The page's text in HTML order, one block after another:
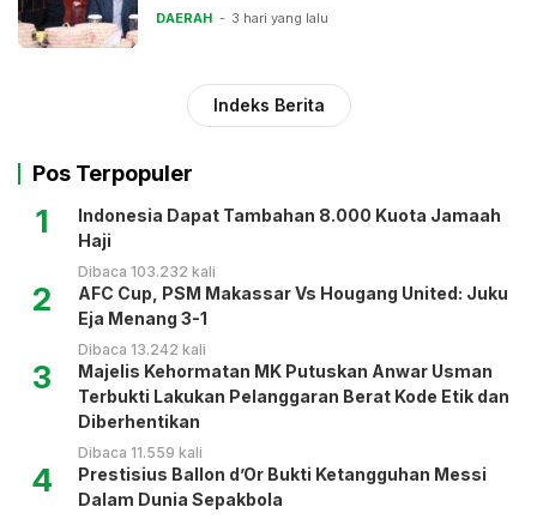
DAERAH 3 hari yang lalu
Indeks Berita
Pos Terpopuler
1
Indonesia Dapat Tambahan 8.000 Kuota Jamaah
Haji
Dibaca 103.232 kali
2
AFC Cup, PSM Makassar Vs Hougang United: Juku
Eja Menang 3-1
Dibaca 13.242 kali
3
Majelis Kehormatan MK Putuskan Anwar Usman
Terbukti Lakukan Pelanggaran Berat Kode Etik dan
Diberhentikan
Dibaca 11.559 kali
4
Prestisius Ballon d’Or Bukti Ketangguhan Messi
Dalam Dunia Sepakbola